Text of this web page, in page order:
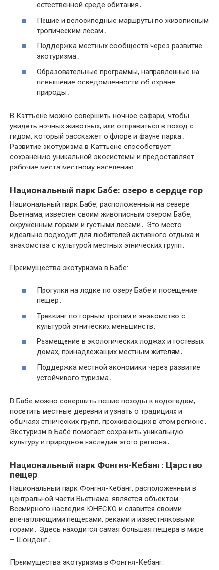
естественной среде обитания․
Пешие и велосипедные маршруты по живописным
тропическим лесам․
Поддержка местных сообществ через развитие
экотуризма․
Образовательные программы, направленные на
повышение осведомленности об охране
природы․
В Каттьене можно совершить ночное сафари, чтобы
увидеть ночных животных, или отправиться в поход с
гидом, который расскажет о флоре и фауне парка․
Развитие экотуризма в Каттьене способствует
сохранению уникальной экосистемы и предоставляет
рабочие места местному населению․
Национальный парк Бабе: озеро в сердце гор
Национальный парк Бабе, расположенный на севере
Вьетнама, известен своим живописным озером Бабе,
окруженным горами и густыми лесами․ Это место
идеально подходит для любителей активного отдыха и
знакомства с культурой местных этнических групп․
Преимущества экотуризма в Бабе:
Прогулки на лодке по озеру Бабе и посещение
пещер․
Треккинг по горным тропам и знакомство с
культурой этнических меньшинств․
Размещение в экологических лоджах и гостевых
домах, принадлежащих местным жителям․
Поддержка местной экономики через развитие
устойчивого туризма․
В Бабе можно совершить пешие походы к водопадам,
посетить местные деревни и узнать о традициях и
обычаях этнических групп, проживающих в этом регионе․
Экотуризм в Бабе помогает сохранить уникальную
культуру и природное наследие этого региона․
Национальный парк Фонгня-Кебанг: Царство
пещер
Национальный парк Фонгня-Кебанг, расположенный в
центральной части Вьетнама, является объектом
Всемирного наследия ЮНЕСКО и славится своими
впечатляющими пещерами, реками и известняковыми
горами․ Здесь находится самая большая пещера в мире
– Шондонг․
Преимущества экотуризма в Фонгня-Кебанг: